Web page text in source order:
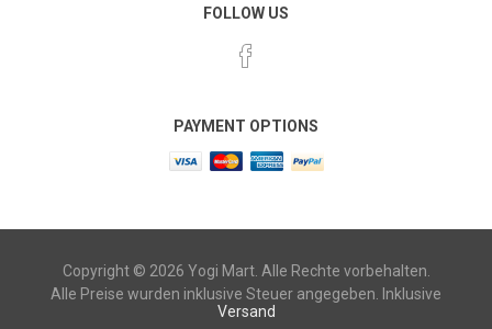
FOLLOW US
PAYMENT OPTIONS
Copyright © 2026 Yogi Mart. Alle Rechte vorbehalten.
Alle Preise wurden inklusive Steuer angegeben. Inklusive
Versand